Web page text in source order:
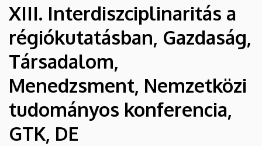
XIII. Interdiszciplinaritás a
régiókutatásban, Gazdaság,
Társadalom,
Menedzsment, Nemzetközi
tudományos konferencia,
GTK, DE